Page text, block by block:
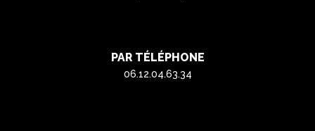
PAR TÉLÉPHONE
06.12.04.63.34